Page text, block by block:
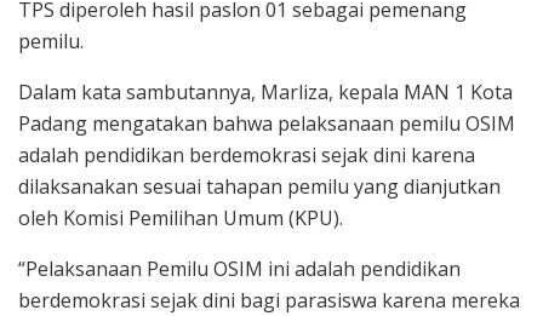
TPS diperoleh hasil paslon 01 sebagai pemenang
pemilu.
Dalam kata sambutannya, Marliza, kepala MAN 1 Kota
Padang mengatakan bahwa pelaksanaan pemilu OSIM
adalah pendidikan berdemokrasi sejak dini karena
dilaksanakan sesuai tahapan pemilu yang dianjutkan
oleh Komisi Pemilihan Umum (KPU).
“Pelaksanaan Pemilu OSIM ini adalah pendidikan
berdemokrasi sejak dini bagi parasiswa karena mereka